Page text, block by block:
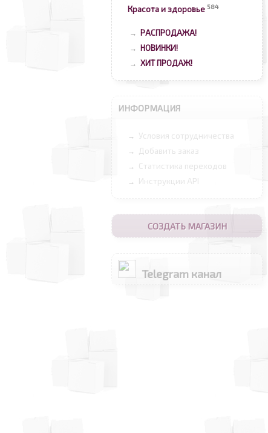
Красота и здоровье 584
→ РАСПРОДАЖА!
→ НОВИНКИ!
→ ХИТ ПРОДАЖ!
ИНФОРМАЦИЯ
→ Условия сотрудничества
→ Добавить заказ
→ Статистика переходов
→ Инструкции API
СОЗДАТЬ МАГАЗИН
Telegram канал